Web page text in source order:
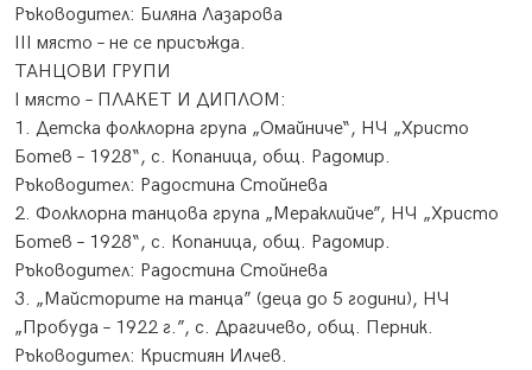
Ръководител: Биляна Лазарова
ІІІ място – не се присъжда.
ТАНЦОВИ ГРУПИ
І място – ПЛАКЕТ И ДИПЛОМ:
1. Детска фолклорна група „Омайниче“, НЧ „Христо
Ботев – 1928“, с. Копаница, общ. Радомир.
Ръководител: Радостина Стойнева
2. Фолклорна танцова група „Мераклийче”, НЧ „Христо
Ботев – 1928“, с. Копаница, общ. Радомир.
Ръководител: Радостина Стойнева
3. „Майсторите на танца” (деца до 5 години), НЧ
„Пробуда – 1922 г.”, с. Драгичево, общ. Перник.
​Ръководител: Кристиян Илчев.